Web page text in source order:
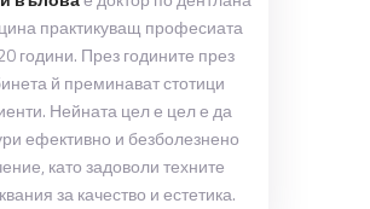
практикуващ професиата
години. През годините през
й преминават стотици
Нейната цел е цел е да
ефективно и безболезнено
като задоволи техните
за качество и естетика.